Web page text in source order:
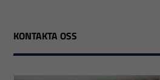
KONTAKTA OSS